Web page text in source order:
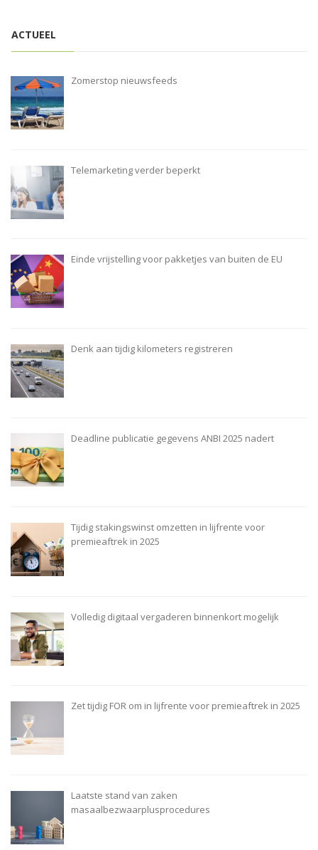
ACTUEEL
Zomerstop nieuwsfeeds
Telemarketing verder beperkt
Einde vrijstelling voor pakketjes van buiten de EU
Denk aan tijdig kilometers registreren
Deadline publicatie gegevens ANBI 2025 nadert
Tijdig stakingswinst omzetten in lijfrente voor
premieaftrek in 2025
Volledig digitaal vergaderen binnenkort mogelijk
Zet tijdig FOR om in lijfrente voor premieaftrek in 2025
Laatste stand van zaken
masaalbezwaarplusprocedures